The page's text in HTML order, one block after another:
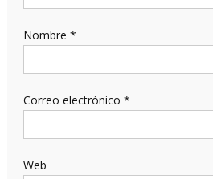
Nombre *
Correo electrónico *
Web